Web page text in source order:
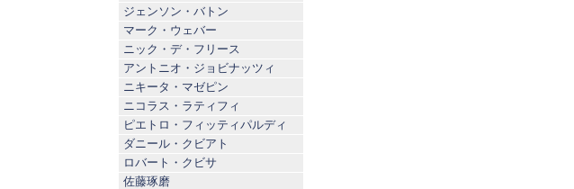
ジェンソン・バトン
マーク・ウェバー
ニック・デ・フリース
アントニオ・ジョビナッツィ
ニキータ・マゼピン
ニコラス・ラティフィ
ピエトロ・フィッティパルディ
ダニール・クビアト
ロバート・クビサ
佐藤琢磨